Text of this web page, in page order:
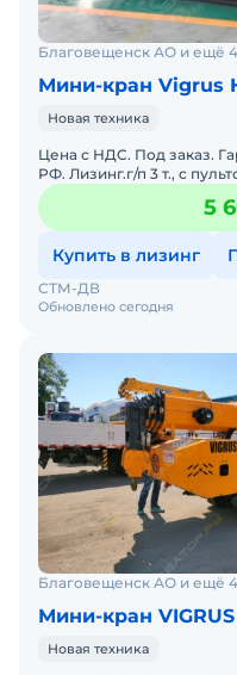
Благовещенск АО и ещё
Мини-кран Vigrus
Новая техника
Цена с НДС. Под заказ.
РФ. Лизинг.г/п 3 т., с
А).Масса:2 400 кгВремя
5
Купить в лизинг
Обновлено сегодня
СТМ-ДВ
Благовещенск АО и ещё
Мини-кран
Новая техника